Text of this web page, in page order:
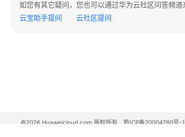
广
域
如您有其它疑问，您也可以通过华为云社区问答频
云宝助手提问
云社区提问
©2026 Huaweicloud.com 版权所有 黔ICP备20004760号-